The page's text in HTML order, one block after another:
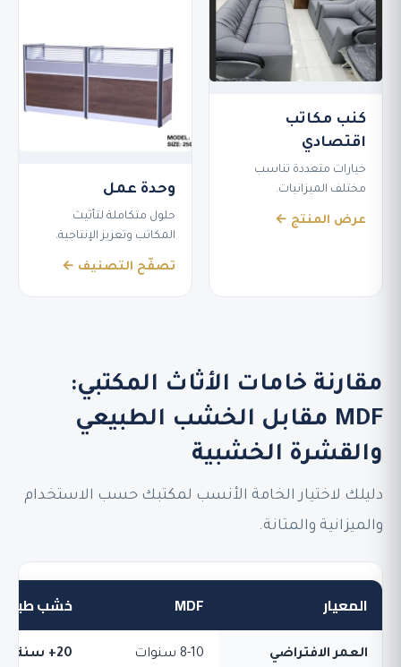
كنب مكاتب
اقتصادي
خيارات متعددة تناسب
مختلف الميزانيات.
عرض المنتج ←
وحدة عمل
حلول متكاملة لتأثيث
المكاتب وتعزيز الإنتاجية.
تصفّح التصنيف ←
مقارنة خامات الأثاث المكتبي:
MDF مقابل الخشب الطبيعي
والقشرة الخشبية
دليلك لاختيار الخامة الأنسب لمكتبك حسب الاستخدام
والميزانية والمتانة.
المعيار MDF خشب
العمر الافتراضي 8-10 سنوات 20+ سنة